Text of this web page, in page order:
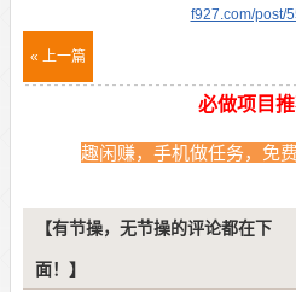
f927.com/post/
« 上一篇
必做项目推
趣闲赚，手机做任务，免
【有节操，无节操的评论都在下
面！】